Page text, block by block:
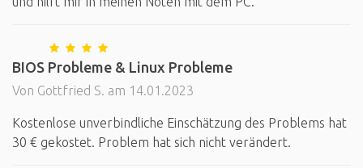
BIOS Probleme & Linux Probleme
Von Gottfried S. am 14.01.2023
Kostenlose unverbindliche Einschätzung des Problems hat
30 € gekostet. Problem hat sich nicht verändert.